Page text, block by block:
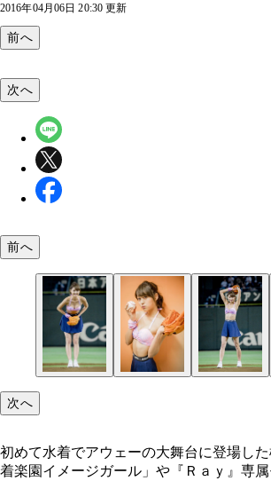
2016年04月06日 20:30 更新
前へ
次へ
前へ
次へ
初めて水着でアウェーの大舞台に登場し
着楽園イメージガール」や『Ｒａｙ』専